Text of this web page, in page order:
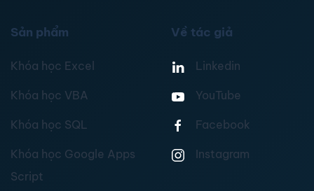
Sản phẩm
Khóa học Excel
Khóa học VBA
Khóa học SQL
Khóa học Google Apps
Script
Về tác giả
Linkedin
YouTube
Facebook
Instagram